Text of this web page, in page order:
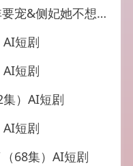
王爷非要宠（87集）AI短剧
短剧
短剧
）AI短剧
短剧
68集）AI短剧